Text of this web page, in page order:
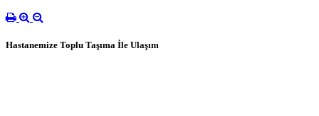
Hastanemize Toplu Taşıma İle Ulaşım